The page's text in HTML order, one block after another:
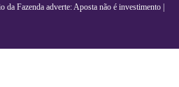
Fazenda adverte: Aposta não é investimento |